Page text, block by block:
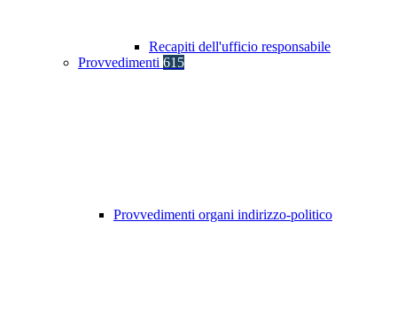
Recapiti dell'ufficio responsabile
Provvedimenti 615
Provvedimenti organi indirizzo-politico